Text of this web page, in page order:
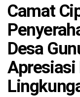
Camat
Desa
Apresiasi